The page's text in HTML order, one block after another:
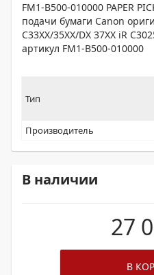
FM1-B500-010000 PAPER
подачи бумаги Canon
C33XX/35XX/DX 37XX iR
артикул FM1-B500-010000
Тип
Производитель
В наличии
27
В